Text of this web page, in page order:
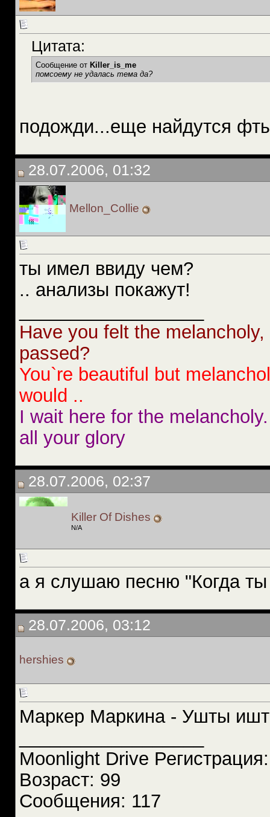
Цитата:
Сообщение от Killer_is_me
помсоему не удалась тема да?
подожди...еще найдутся
28.07.2006, 01:32
Mellon_Collie
ты имел ввиду чем?
.. анализы покажут!
Have you felt the
passed?
You`re beautiful but
would ..
I wait here for the
all your glory
28.07.2006, 02:37
Killer Of Dishes
N/A
а я слушаю песню "Когда
28.07.2006, 03:12
hershies
Маркер Маркина - Ушты
Moonlight Drive
Возраст: 99
Сообщения: 117